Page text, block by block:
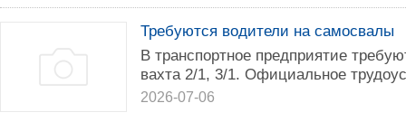
Требуются водители на самосвалы
В транспортное предприятие
вахта 2/1, 3/1. Официальное
2026-07-06